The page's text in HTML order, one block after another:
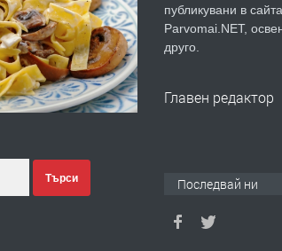
Търси
публикувани в
Parvomai.NET,
друго.
Главен редактор
Последвай ни